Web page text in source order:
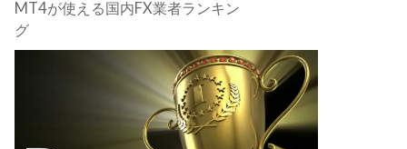
MT4が使える国内FX業者ランキン
グ